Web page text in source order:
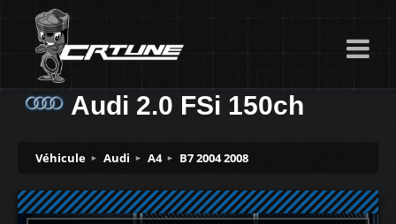
Audi 2.0 FSi 150ch
Véhicule Audi A4 B7 2004 2008